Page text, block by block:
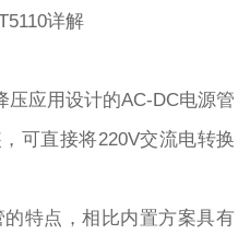
详解
压应用设计的AC-DC电源管
可直接将220V交流电转换
特点，相比内置方案具有